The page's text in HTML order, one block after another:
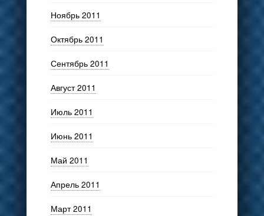
Ноябрь 2011
Октябрь 2011
Сентябрь 2011
Август 2011
Июль 2011
Июнь 2011
Май 2011
Апрель 2011
Март 2011